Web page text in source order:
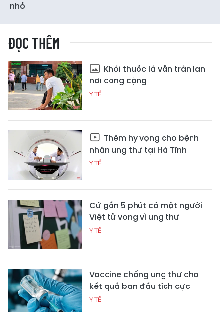
nhỏ
ĐỌC THÊM
Khói thuốc lá vẫn tràn lan
nơi công cộng
Y TẾ
Thêm hy vọng cho bệnh
nhân ung thư tại Hà Tĩnh
Y TẾ
Cứ gần 5 phút có một người
Việt tử vong vì ung thư
Y TẾ
Vaccine chống ung thư cho
kết quả ban đầu tích cực
Y TẾ